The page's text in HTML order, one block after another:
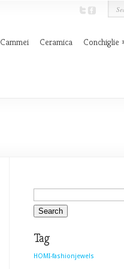
Cammei Ceramica Conchiglie
Tag
HOMI-fashionjewels